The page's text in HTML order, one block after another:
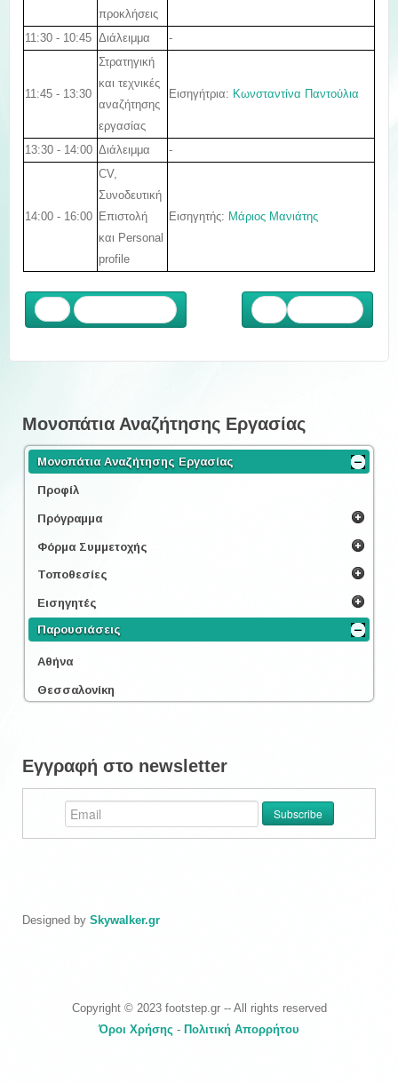
προκλήσεις
11:30 - 10:45 Διάλειμμα -
11:45 - 13:30
Στρατηγική
και τεχνικές
αναζήτησης
εργασίας
Εισηγήτρια: Κωνσταντίνα Παντούλια
13:30 - 14:00 Διάλειμμα -
14:00 - 16:00
CV,
Συνοδευτική
Επιστολή
και Personal
profile
Εισηγητής: Μάριος Μανιάτης
Μονοπάτια Αναζήτησης Εργασίας
Μονοπάτια Αναζήτησης Εργασίας
Προφίλ
Πρόγραμμα
Φόρμα Συμμετοχής
Τοποθεσίες
Εισηγητές
Παρουσιάσεις
Αθήνα
Θεσσαλονίκη
Εγγραφή στο newsletter
Designed by Skywalker.gr
Copyright © 2023 footstep.gr -- All rights reserved
Όροι Χρήσης - Πολιτική Απορρήτου